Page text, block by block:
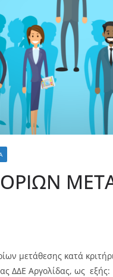
μετάθεσης κατά
ΔΔΕ Αργολίδας, ως εξής: